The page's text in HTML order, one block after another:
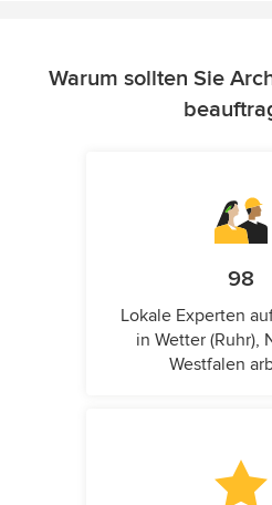
Warum sollten Sie
98
Lokale Experten
in Wetter (Ruhr),
Westfalen